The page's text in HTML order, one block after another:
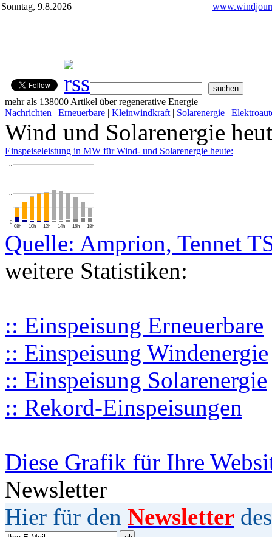
Sonntag, 9.8.2026
mehr als 138000 Artikel über regenerative Energie
Nachrichten | Erneuerbare | Kleinwindkraft | Solarenergie |
Wind und Solarenergie
Einspeiseleistung in MW für Wind- und Solarenergie heute:
08h 10h 12h 14h 16h 18h
0
…
…
Quelle: Amprion, Tennet
weitere Statistiken:
:: Einspeisung Erneuerbare
:: Einspeisung Windenergie
:: Einspeisung Solarenergie
:: Rekord-Einspeisungen
Diese Grafik für Ihre
Newsletter
Hier für den Newsletter